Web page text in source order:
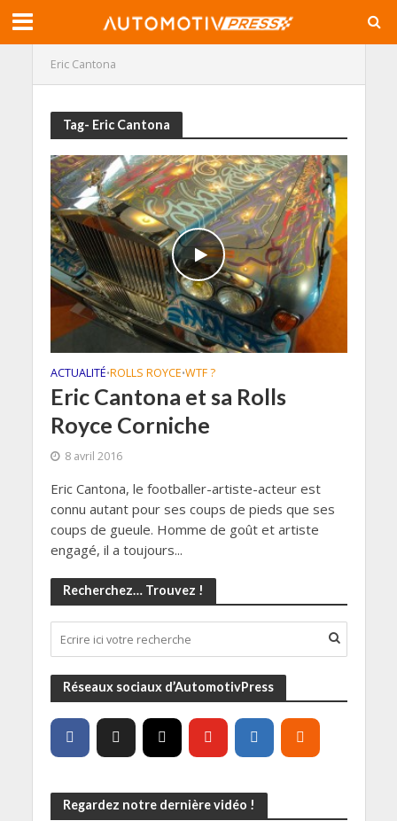
Eric Cantona
Tag- Eric Cantona
ACTUALITÉ•ROLLS ROYCE•WTF ?
Eric Cantona et sa Rolls
Royce Corniche
8 avril 2016
Eric Cantona, le footballer-artiste-acteur est
connu autant pour ses coups de pieds que ses
coups de gueule. Homme de goût et artiste
engagé, il a toujours...
Recherchez… Trouvez !
Réseaux sociaux d’AutomotivPress
Regardez notre dernière vidéo !